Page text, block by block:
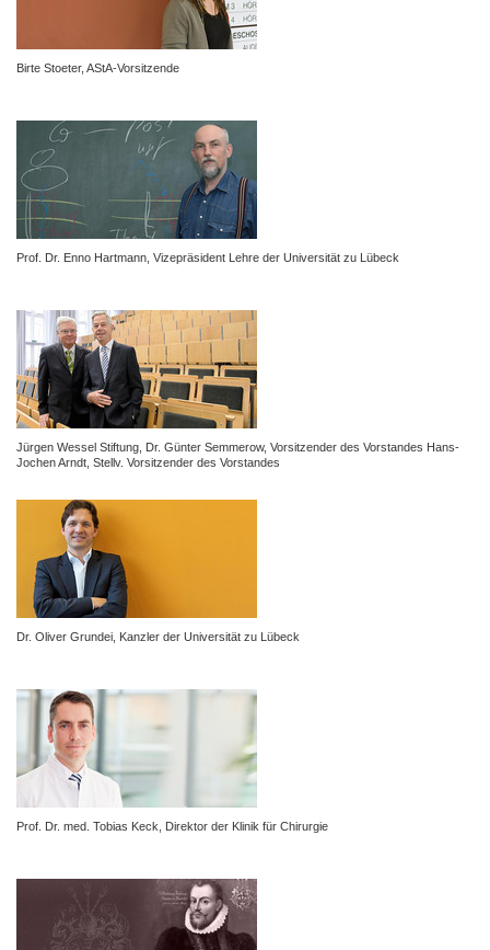
Birte Stoeter, AStA-Vorsitzende
Prof. Dr. Enno Hartmann, Vizepräsident Lehre der Universität zu Lübeck
Jürgen Wessel Stiftung, Dr. Günter Semmerow, Vorsitzender des Vorstandes Hans-
Jochen Arndt, Stellv. Vorsitzender des Vorstandes
Dr. Oliver Grundei, Kanzler der Universität zu Lübeck
Prof. Dr. med. Tobias Keck, Direktor der Klinik für Chirurgie